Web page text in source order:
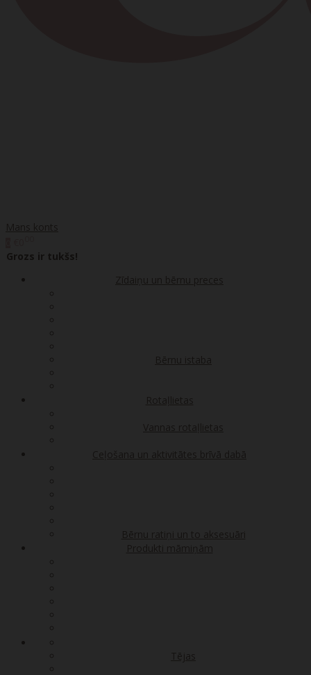
Mans konts
Grozs ir tukšs!
Zīdaiņu un bērnu preces
Bērnu istaba
Rotaļlietas
Vannas rotaļlietas
Ceļošana un aktivitātes brīvā dabā
Bērnu ratiņi un to aksesuāri
Produkti māmiņām
Tējas